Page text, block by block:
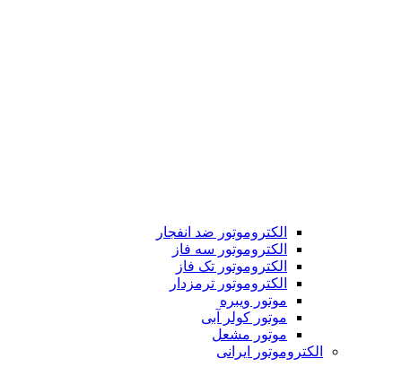
الکتروموتور ضد انفجار
الکتروموتور سه فاز
الکتروموتور تک فاز
الکتروموتور ترمزدار
موتور ویبره
موتور کولر آبی
موتور مشعل
الکتروموتور ایرانی